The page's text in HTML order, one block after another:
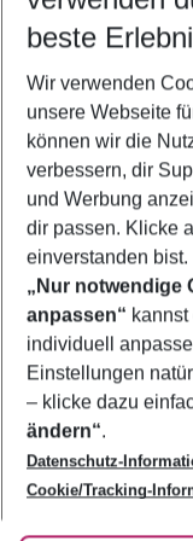
Flug & Hotel
Last Minute
Frübucher
Urlaub
Footer
Footer navigation
Über uns
AGB
Bestpreisgarantie
Cookie-
Cookie-Richtlinie
Agenturbetreuung
Barrierefreies Reisen
Folge uns
beste
Wir verwenden
unsere Webseite
können wir die
verbessern, dir
und Werbung
dir passen. Klicke
einverstanden
„Nur notwendige
anpassen“
individuell
Einstellungen
– klicke dazu
ändern“.
Datenschutz-
Cookie/Tracking-